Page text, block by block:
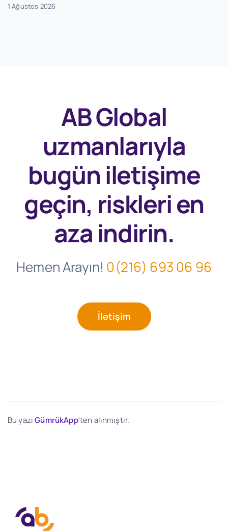
1 Ağustos 2026
AB Global
uzmanlarıyla
bugüniletişime
geçin, riskleri en
aza indirin.
Hemen Arayın! 0(216) 693 06 96
İletişim
Bu yazıGümrükApp'ten alınmıştır.